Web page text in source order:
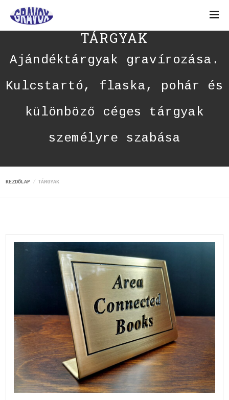
TÁRGYAK
Ajándéktárgyak gravírozása.
Kulcstartó, flaska, pohár és
különböző céges tárgyak
személyre szabása
KEZDŐLAP TÁRGYAK